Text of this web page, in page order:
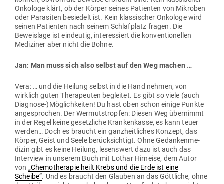
Onkologe klärt, ob der Körper seines Pati­enten von Mikroben
oder Para­siten besiedelt ist. Kein klas­si­scher Onkologe wird
seinen Pati­enten nach seinem Schlaf­platz fragen. Die
Beweislage ist ein­deutig, inter­es­siert die kon­ven­tio­nellen
Medi­ziner aber nicht die Bohne.
Jan: Man muss sich also selbst auf den Weg machen …
Vera: … und die Heilung selbst in die Hand nehmen, von
wirklich guten The­ra­peuten begleitet. Es gibt so viele (auch
Diagnose-)Möglichkeiten! Du hast oben schon einige Punkte
ange­sprochen. Der Wer­muts­tropfen: Diesen Weg über­nimmt
in der Regel keine gesetz­liche Kran­ken­kasse, es kann teuer
werden… Doch es braucht ein ganz­heit­liches Konzept, das
Körper, Geist und Seele berück­sichtigt. Ohne Gedan­ken­me­
dizin gibt es keine Heilung, lesenswert dazu ist auch das
Interview in unserem Buch mit Lothar Hirneise, dem Autor
von „Che­mo­the­rapie heilt Krebs und die Erde ist eine
Scheibe“. Und es braucht den Glauben an das Gött­liche, ohne